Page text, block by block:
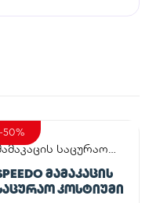
-50%
საცურაო
ᲛᲐᲛᲐᲙᲐᲪᲘᲡ
ᲙᲝᲡᲢᲘᲣᲛᲘ